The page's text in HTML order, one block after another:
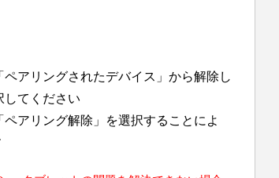
アリングされたデバイス」から解除し
してください
アリング解除」を選択することによ